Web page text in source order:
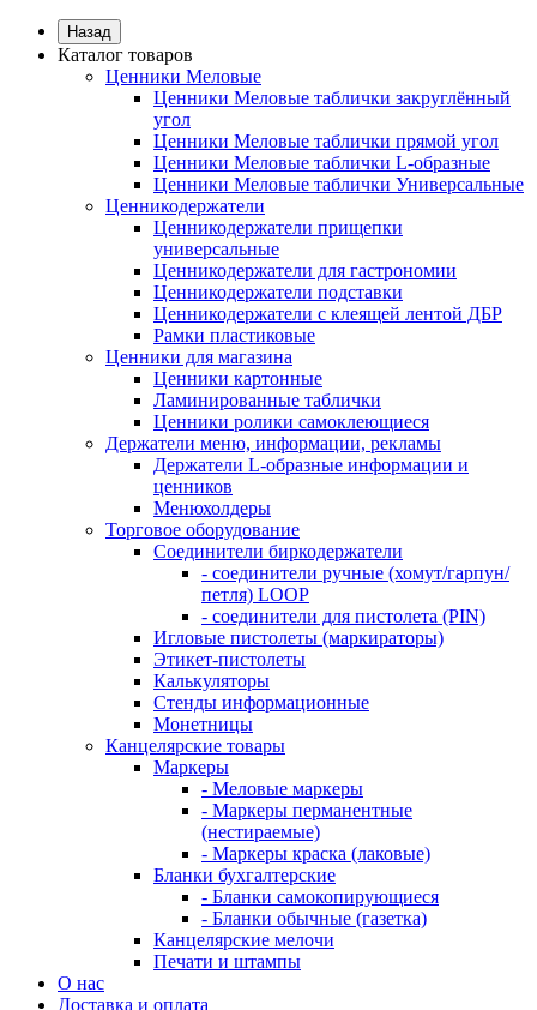
Назад
Каталог товаров
Ценники Меловые
Ценники Меловые таблички закруглённый
угол
Ценники Меловые таблички прямой угол
Ценники Меловые таблички L-образные
Ценники Меловые таблички Универсальные
Ценникодержатели
Ценникодержатели прищепки
универсальные
Ценникодержатели для гастрономии
Ценникодержатели подставки
Ценникодержатели с клеящей лентой ДБР
Рамки пластиковые
Ценники для магазина
Ценники картонные
Ламинированные таблички
Ценники ролики самоклеющиеся
Держатели меню, информации, рекламы
Держатели L-образные информации и
ценников
Менюхолдеры
Торговое оборудование
Соединители биркодержатели
- соединители ручные (хомут/гарпун/
петля) LOOP
- соединители для пистолета (PIN)
Игловые пистолеты (маркираторы)
Этикет-пистолеты
Калькуляторы
Стенды информационные
Монетницы
Канцелярские товары
Маркеры
- Меловые маркеры
- Маркеры перманентные
(нестираемые)
- Маркеры краска (лаковые)
Бланки бухгалтерские
- Бланки самокопирующиеся
- Бланки обычные (газетка)
Канцелярские мелочи
Печати и штампы
О нас
Доставка и оплата